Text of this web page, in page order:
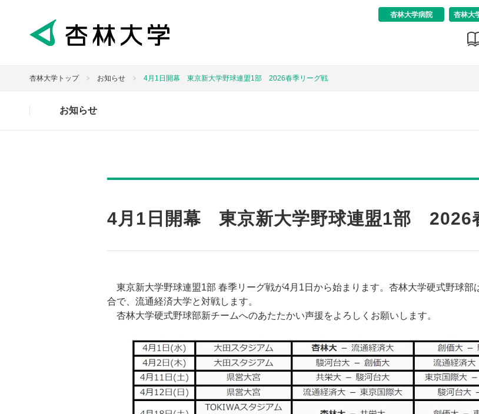
杏林大学病院 杏林大
杏林大学トップ お知らせ 4月1日開幕 東京新大学野球連盟1部 2026春季リーグ戦
お知らせ
4月1日開幕 東京新大学野球連盟1部 2026
東京新大学野球連盟1部 春季リーグ戦が4月1日から始まります。杏林大学硬式野球部
合で、流通経済大学と対戦します。
杏林大学硬式野球部新チームへのあたたかい声援をよろしくお願いします。